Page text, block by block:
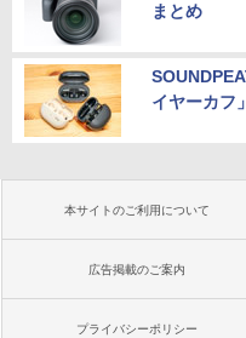
まとめ
イヤーカフ
本サイトのご利用について
広告掲載のご案内
プライバシーポリシー